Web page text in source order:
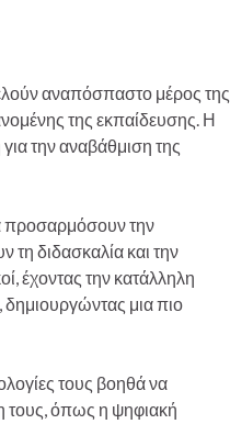
αναπόσπαστο μέρος της
της εκπαίδευσης. Η
την αναβάθμιση της
προσαρμόσουν την
τη διδασκαλία και την
έχοντας την κατάλληλη
μια πιο
τους βοηθά να
τους, όπως η ψηφιακή